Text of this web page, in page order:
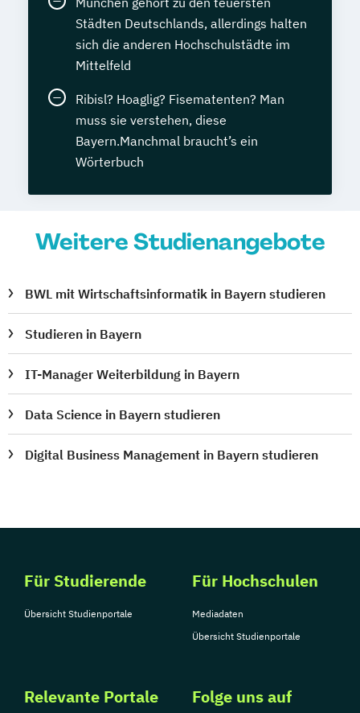
Städten Deutschlands, allerdings halten
sich die anderen Hochschulstädte im
Mittelfeld
Ribisl? Hoaglig? Fisematenten? Man
muss sie verstehen, diese
Bayern.Manchmal braucht’s ein
Wörterbuch
Weitere Studienangebote
BWL mit Wirtschaftsinformatik in Bayern studieren
Studieren in Bayern
IT-Manager Weiterbildung in Bayern
Data Science in Bayern studieren
Digital Business Management in Bayern studieren
Für Studierende
Übersicht Studienportale
Für Hochschulen
Mediadaten
Übersicht Studienportale
Relevante Portale Folge uns auf